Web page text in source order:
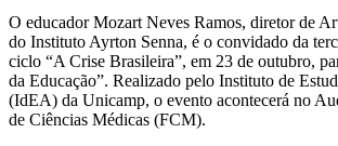
O educador Mozart Neves Ramos, diretor de
do Instituto Ayrton Senna, é o convidado da
ciclo “A Crise Brasileira”, em 23 de outubro,
da Educação”. Realizado pelo Instituto de
(IdEA) da Unicamp, o evento acontecerá no
de Ciências Médicas (FCM).